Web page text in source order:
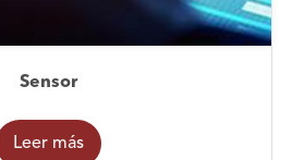
Sensor
Leer más